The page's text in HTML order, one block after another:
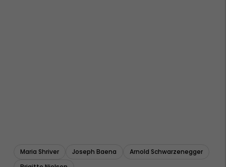
Maria Shriver Joseph Baena
Arnold Schwarzenegger